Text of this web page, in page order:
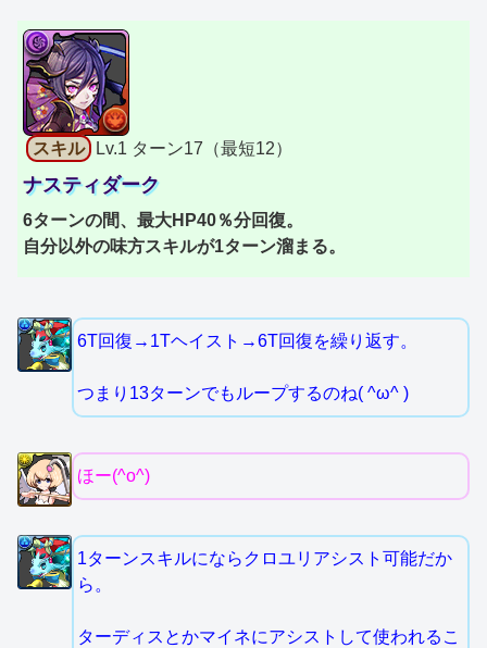
スキル Lv.1 ターン17（最短12）
ナスティダーク
6ターンの間、最大HP40％分回復。
自分以外の味方スキルが1ターン溜まる。
6T回復→1Tヘイスト→6T回復を繰り返す。
つまり13ターンでもループするのね( ^ω^ )
ほー(^o^)
1ターンスキルにならクロユリアシスト可能だか
ら。
ターディスとかマイネにアシストして使われるこ